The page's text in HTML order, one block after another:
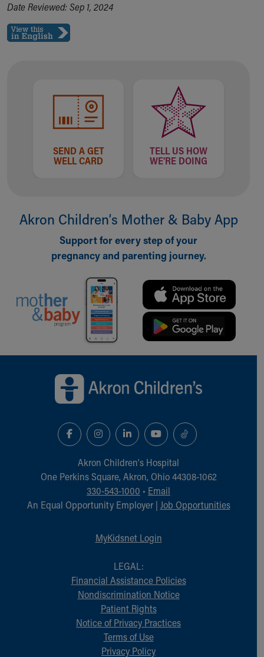
Date Reviewed: Sep 1, 2024
SEND A GET
WELL CARD
TELL US HOW
WE'RE DOING
Akron Children‘s Mother & Baby App
Support for every step of your
pregnancy and parenting journey.
Akron Children‘s Hospital
One Perkins Square, Akron, Ohio 44308-1062
330-543-1000 • Email
An Equal Opportunity Employer | Job Opportunities
MyKidsnet Login
LEGAL:
Financial Assistance Policies
Nondiscrimination Notice
Patient Rights
Notice of Privacy Practices
Terms of Use
Privacy Policy